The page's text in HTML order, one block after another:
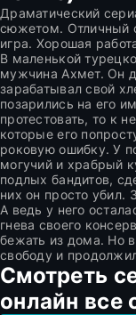
Драматический
сюжетом. Отличный
игра. Хорошая
В маленькой
мужчина Ахмет. Он
зарабатывал свой
позарились на его
протестовать, то к
которые его
роковую ошибку. У
могучий и храбрый
подлых бандитов,
них он просто убил.
А ведь у него
гнева своего
бежать из дома. Но
свободу и
Смотреть
онлайн все